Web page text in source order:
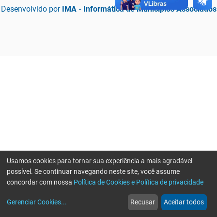
Desenvolvido por IMA - Informática de Municípios Associados
web
Notícias
more_horiz
Mais
Usamos cookies para tornar sua experiência a mais agradável
possível. Se continuar navegando neste site, você assume
concordar com nossa Política de Cookies e Política de privacidade
Gerenciar Cookies... Recusar Aceitar todos
Erro ao enviar informações, por favor tente novamente